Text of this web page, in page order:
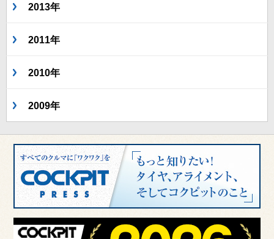
2013年
2011年
2010年
2009年